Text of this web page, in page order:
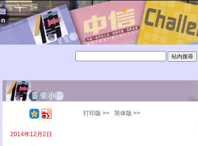
打印版 >>
简体版 >>
2014年12月2日